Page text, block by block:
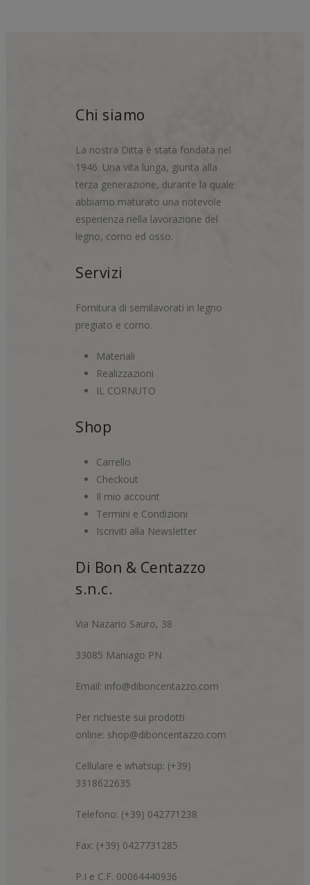
Chi siamo
La nostra Ditta è stata fondata nel
1946. Una vita lunga, giunta alla
terza generazione, durante la quale
abbiamo maturato una notevole
esperienza nella lavorazione del
legno, corno ed osso.
Servizi
Fornitura di semilavorati in legno
pregiato e corno.
Materiali
Realizzazioni
IL CORNUTO
Shop
Carrello
Checkout
Il mio account
Termini e Condizioni
Iscriviti alla Newsletter
Di Bon & Centazzo
s.n.c.
Via Nazario Sauro, 38
33085 Maniago PN
Email: info@diboncentazzo.com
Per richieste sui prodotti
online: shop@diboncentazzo.com
Cellulare e whatsup: (+39)
3318622635
Telefono: (+39) 042771238
Fax: (+39) 0427731285
P.I e C.F. 00064440936